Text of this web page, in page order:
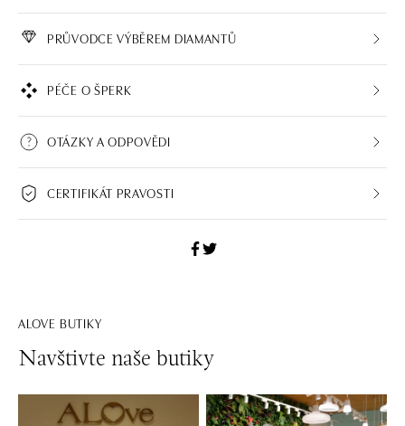
PRŮVODCE VÝBĚREM DIAMANTŮ
PÉČE O ŠPERK
OTÁZKY A ODPOVĚDI
CERTIFIKÁT PRAVOSTI
ALOVE BUTIKY
Navštivte naše butiky